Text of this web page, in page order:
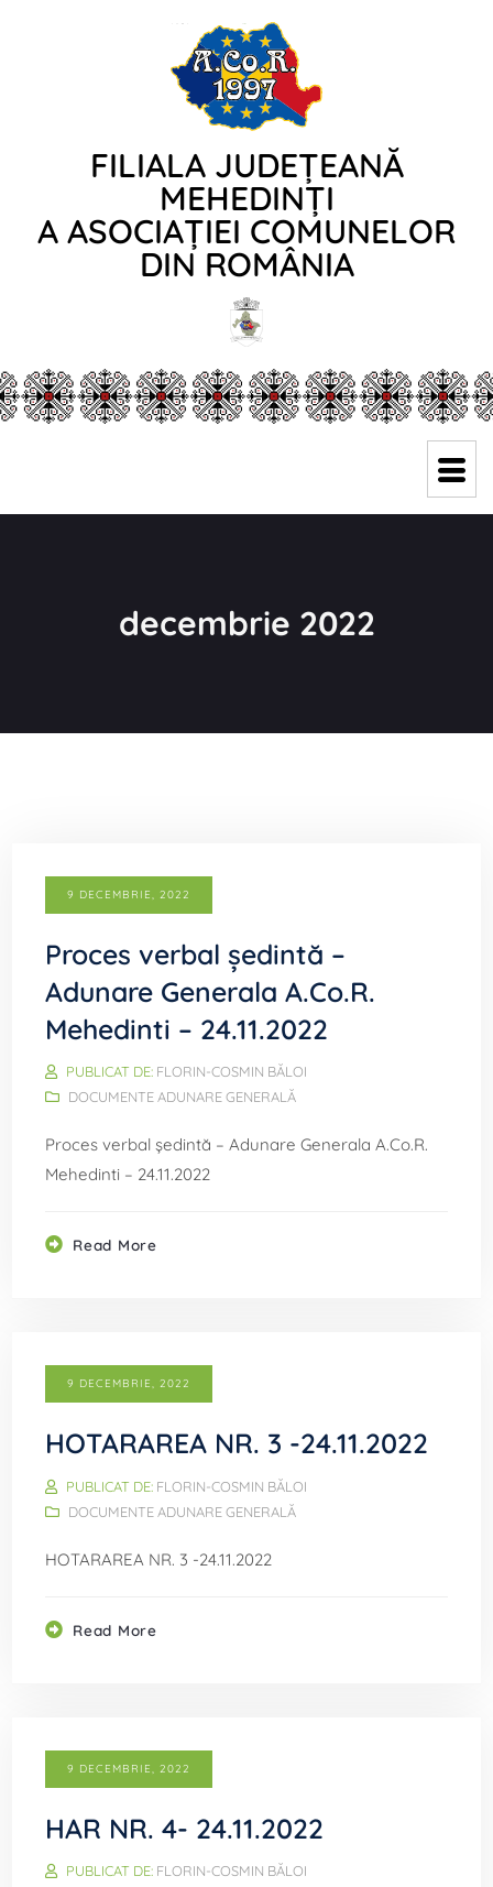
FILIALA JUDEȚEANĂ
MEHEDINȚI
A ASOCIAȚIEI COMUNELOR
DIN ROMÂNIA
decembrie 2022
9 DECEMBRIE, 2022
Proces verbal ședintă –
Adunare Generala A.Co.R.
Mehedinti – 24.11.2022
PUBLICAT DE: FLORIN-COSMIN BĂLOI
DOCUMENTE ADUNARE GENERALĂ
Proces verbal ședintă – Adunare Generala A.Co.R.
Mehedinti – 24.11.2022
Read More
9 DECEMBRIE, 2022
HOTARAREA NR. 3 -24.11.2022
PUBLICAT DE: FLORIN-COSMIN BĂLOI
DOCUMENTE ADUNARE GENERALĂ
HOTARAREA NR. 3 -24.11.2022
Read More
9 DECEMBRIE, 2022
HAR NR. 4- 24.11.2022
PUBLICAT DE: FLORIN-COSMIN BĂLOI